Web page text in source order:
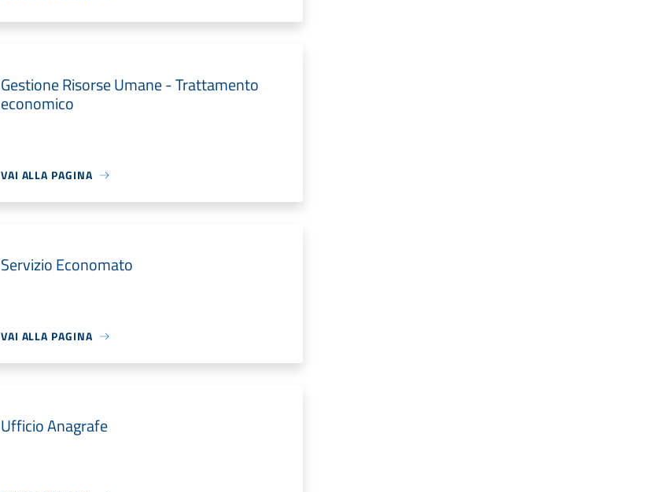
Gestione Risorse Umane - Trattamento
economico
VAI ALLA PAGINA
Servizio Economato
VAI ALLA PAGINA
Ufficio Anagrafe